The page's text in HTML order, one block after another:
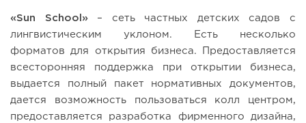
«Sun School»– сеть частных детских садов с
лингвистическим уклоном. Есть несколько
форматов для открытия бизнеса. Предоставляется
всесторонняя поддержка при открытии бизнеса,
выдается полный пакет нормативных документов,
дается возможность пользоваться колл центром,
предоставляется разработка фирменного дизайна,